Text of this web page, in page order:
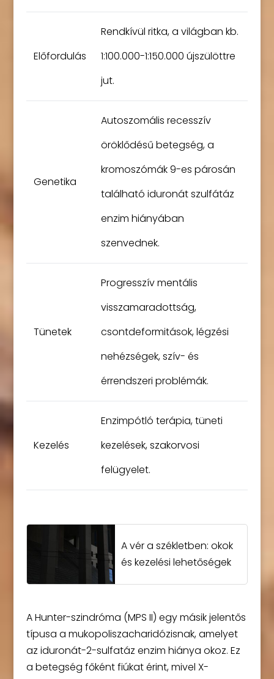
Előfordulás
Rendkívül ritka, a világban kb.
1:100.000-1:150.000 újszülöttre
jut.
Genetika
Autoszomális recesszív
öröklődésű betegség, a
kromoszómák 9-es párosán
található iduronát szulfátáz
enzim hiányában
szenvednek.
Tünetek
Progresszív mentális
visszamaradottság,
csontdeformitások, légzési
nehézségek, szív- és
érrendszeri problémák.
Kezelés
Enzimpótló terápia, tüneti
kezelések, szakorvosi
felügyelet.
A vér a székletben: okok
és kezelési lehetőségek
A Hunter-szindróma (MPS II) egy másik jelentős
típusa a mukopoliszacharidózisnak, amelyet
az iduronát-2-sulfatáz enzim hiánya okoz. Ez
a betegség főként fiúkat érint, mivel X-